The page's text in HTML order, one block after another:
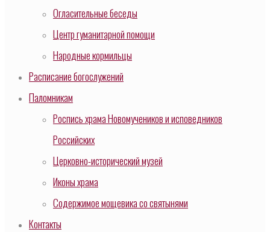
Огласительные беседы
Центр гуманитарной помощи
Народные кормильцы
Расписание богослужений
Паломникам
Роспись храма Новомучеников и исповедников
Российских
Церковно-исторический музей
Иконы храма
Содержимое мощевика со святынями
Контакты